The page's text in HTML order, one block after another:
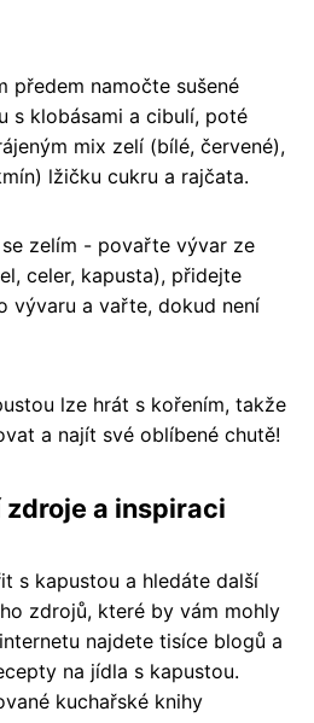
předem namočte sušené
s klobásami a cibulí, poté
mix zelí (bílé, červené),
lžičku cukru a rajčata.
zelím - povařte vývar ze
celer, kapusta), přidejte
vývaru a vařte, dokud není
lze hrát s kořením, takže
a najít své oblíbené chutě!
a inspiraci
s kapustou a hledáte další
zdrojů, které by vám mohly
najdete tisíce blogů a
na jídla s kapustou.
kuchařské knihy